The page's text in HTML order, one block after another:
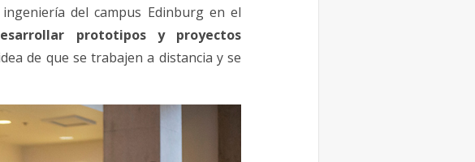
del campus Edinburg en el
prototipos y proyectos
de que se trabajen a distancia y se